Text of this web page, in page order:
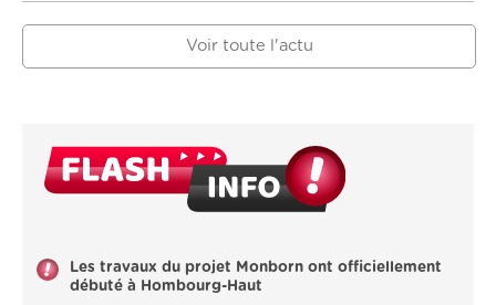
Voir toute l'actu
Les travaux du projet Monborn ont officiellement
débuté à Hombourg-Haut